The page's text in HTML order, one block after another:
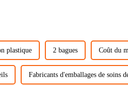
plastique 2 bagues Coût du
Fabricants d'emballages de soins